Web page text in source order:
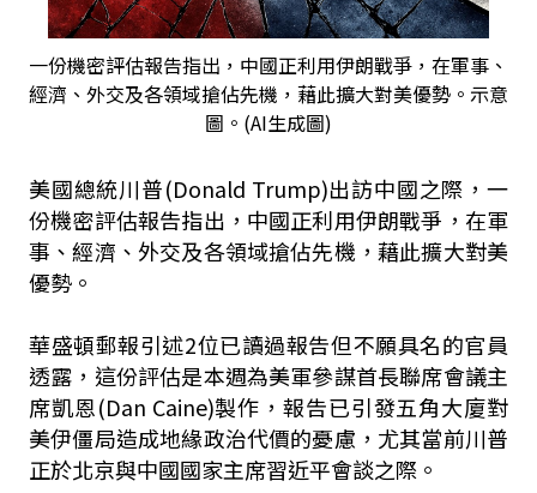
一份機密評估報告指出，中國正利用伊朗戰爭，在軍事、
經濟、外交及各領域搶佔先機，藉此擴大對美優勢。示意
圖。(AI生成圖)
美國總統川普(Donald Trump)出訪中國之際，一
份機密評估報告指出，中國正利用伊朗戰爭，在軍
事、經濟、外交及各領域搶佔先機，藉此擴大對美
優勢。
華盛頓郵報引述2位已讀過報告但不願具名的官員
透露，這份評估是本週為美軍參謀首長聯席會議主
席凱恩(Dan Caine)製作，報告已引發五角大廈對
美伊僵局造成地緣政治代價的憂慮，尤其當前川普
正於北京與中國國家主席習近平會談之際。